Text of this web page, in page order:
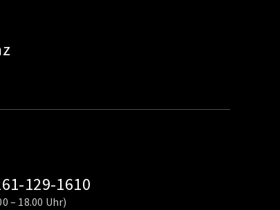
129-1610
– 18.00 Uhr)